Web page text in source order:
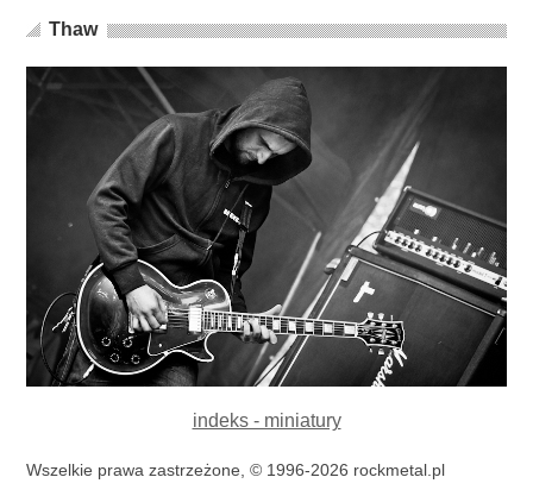
Thaw
indeks - miniatury
Wszelkie prawa zastrzeżone, © 1996-2026 rockmetal.pl